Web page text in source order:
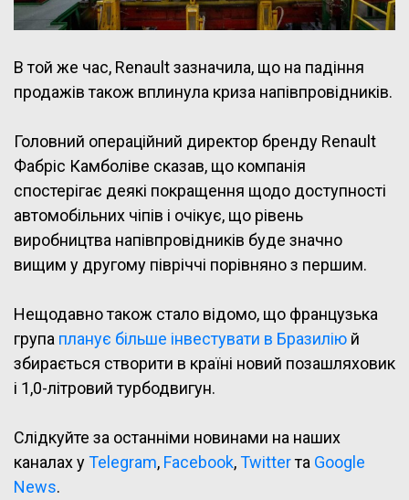
В той же час, Renault зазначила, що на падіння
продажів також вплинула криза напівпровідників.
Головний операційний директор бренду Renault
Фабріс Камболіве сказав, що компанія
спостерігає деякі покращення щодо доступності
автомобільних чіпів і очікує, що рівень
виробництва напівпровідників буде значно
вищим у другому півріччі порівняно з першим.
Нещодавно також стало відомо, що французька
група планує більше інвестувати в Бразилію й
збирається створити в країні новий позашляховик
і 1,0-літровий турбодвигун.
Слідкуйте за останніми новинами на наших
каналах уTelegram, Facebook,Twitterта Google
News.